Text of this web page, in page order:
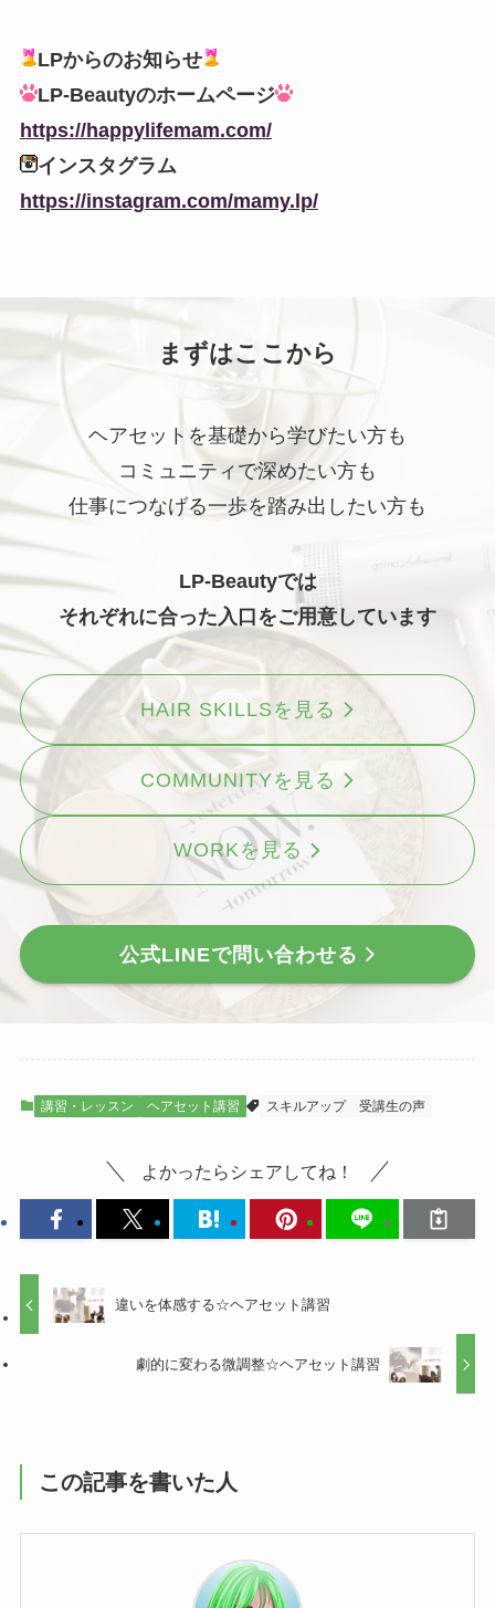
LPからのお知らせ
LP-Beautyのホームページ
https://happylifemam.com/
インスタグラム
https://instagram.com/mamy.lp/
まずはここから
ヘアセットを基礎から学びたい方も
コミュニティで深めたい方も
仕事につなげる一歩を踏み出したい方も
LP-Beautyでは
それぞれに合った入口をご用意しています
HAIR SKILLSを見る
COMMUNITYを見る
WORKを見る
公式LINEで問い合わせる
講習・レッスン ヘアセット講習 スキルアップ 受講生の声
よかったらシェアしてね！
違いを体感する☆ヘアセット講習
劇的に変わる微調整☆ヘアセット講習
この記事を書いた人